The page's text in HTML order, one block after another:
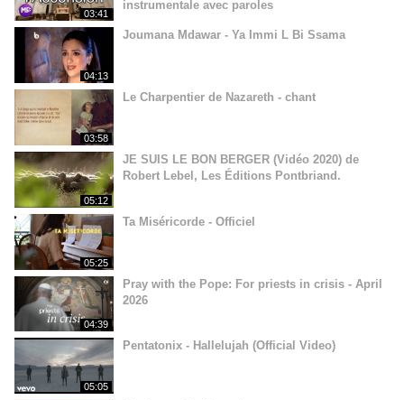
03:41
instrumentale avec paroles
04:13
Joumana Mdawar - Ya Immi L Bi Ssama
03:58
Le Charpentier de Nazareth - chant
05:12
JE SUIS LE BON BERGER (Vidéo 2020) de
Robert Lebel, Les Éditions Pontbriand.
05:25
Ta Miséricorde - Officiel
04:39
Pray with the Pope: For priests in crisis - April
2026
05:05
Pentatonix - Hallelujah (Official Video)